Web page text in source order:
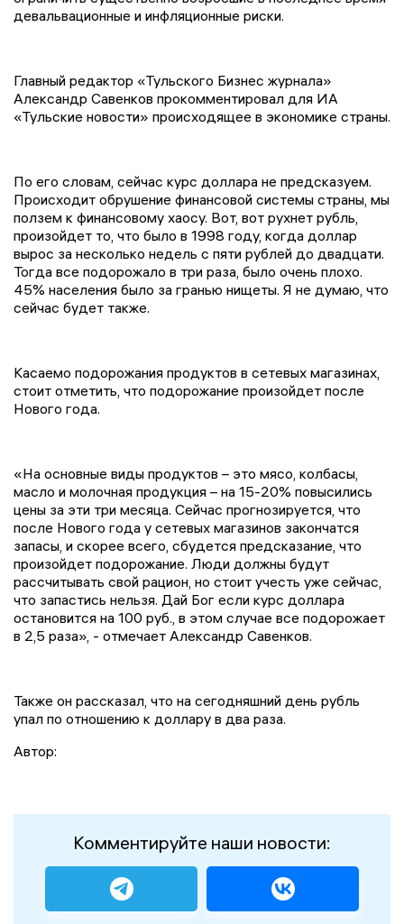
девальвационные и инфляционные риски.
Главный редактор «Тульского Бизнес журнала»
Александр Савенков прокомментировал для ИА
«Тульские новости» происходящее в экономике страны.
По его словам, сейчас курс доллара не предсказуем.
Происходит обрушение финансовой системы страны, мы
ползем к финансовому хаосу. Вот, вот рухнет рубль,
произойдет то, что было в 1998 году, когда доллар
вырос за несколько недель с пяти рублей до двадцати.
Тогда все подорожало в три раза, было очень плохо.
45% населения было за гранью нищеты. Я не думаю, что
сейчас будет также.
Касаемо подорожания продуктов в сетевых магазинах,
стоит отметить, что подорожание произойдет после
Нового года.
«На основные виды продуктов – это мясо, колбасы,
масло и молочная продукция – на 15-20% повысились
цены за эти три месяца. Сейчас прогнозируется, что
после Нового года у сетевых магазинов закончатся
запасы, и скорее всего, сбудется предсказание, что
произойдет подорожание. Люди должны будут
рассчитывать свой рацион, но стоит учесть уже сейчас,
что запастись нельзя. Дай Бог если курс доллара
остановится на 100 руб., в этом случае все подорожает
в 2,5 раза», - отмечает Александр Савенков.
Также он рассказал, что на сегодняшний день рубль
упал по отношению к доллару в два раза.
Автор:
Комментируйте наши новости: